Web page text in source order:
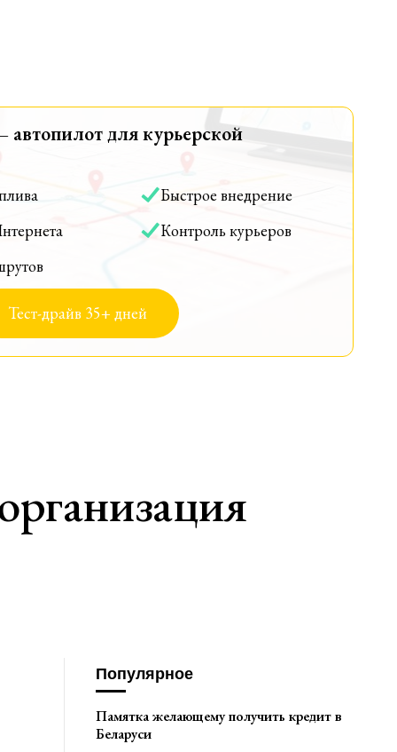
для курьерской
Быстрое внедрение
Контроль курьеров
Тест-драйв 35+ дней
Популярное
Памятка желающему получить кредит в
Беларуси